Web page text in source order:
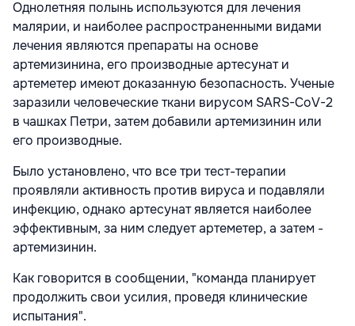
Однолетняя полынь используются для лечения
малярии, и наиболее распространенными видами
лечения являются препараты на основе
артемизинина, его производные артесунат и
артеметер имеют доказанную безопасность. Ученые
заразили человеческие ткани вирусом SARS-CoV-2
в чашках Петри, затем добавили артемизинин или
его производные.
Было установлено, что все три тест-терапии
проявляли активность против вируса и подавляли
инфекцию, однако артесунат является наиболее
эффективным, за ним следует артеметер, а затем -
артемизинин.
Как говорится в сообщении, "команда планирует
продолжить свои усилия, проведя клинические
испытания".